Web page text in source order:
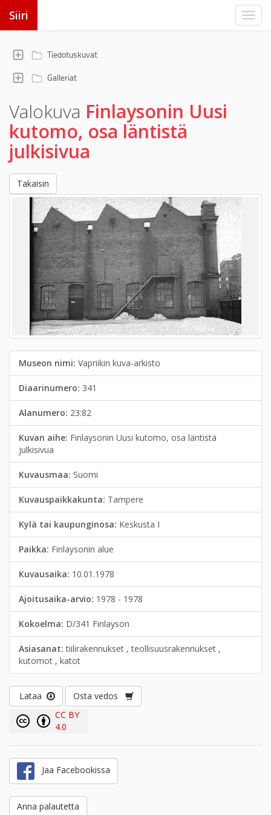
Siiri
Tiedotuskuvat
Galleriat
Valokuva Finlaysonin Uusi
kutomo, osa läntistä
julkisivua
Takaisin
Museon nimi: Vapriikin kuva-arkisto
Diaarinumero: 341
Alanumero: 23:82
Kuvan aihe: Finlaysonin Uusi kutomo, osa läntistä
julkisivua
Kuvausmaa: Suomi
Kuvauspaikkakunta: Tampere
Kylä tai kaupunginosa: Keskusta I
Paikka: Finlaysonin alue
Kuvausaika: 10.01.1978
Ajoitusaika-arvio: 1978 - 1978
Kokoelma: D/341 Finlayson
Asiasanat:tiilirakennukset , teollisuusrakennukset ,
kutomot , katot
Lataa
Osta vedos
CC BY
4.0
Jaa Facebookissa
Anna palautetta